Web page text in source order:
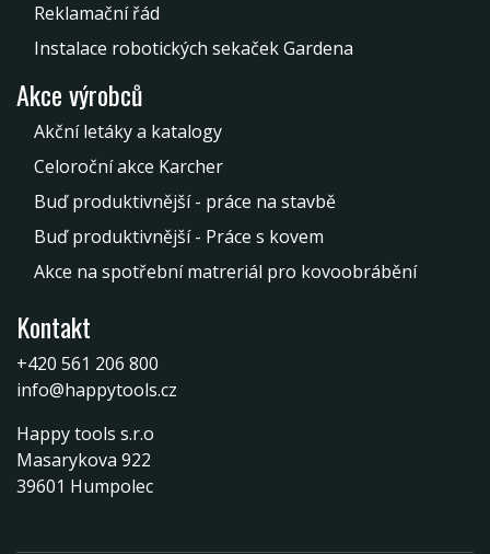
Reklamační řád
Instalace robotických sekaček Gardena
Akce výrobců
Akční letáky a katalogy
Celoroční akce Karcher
Buď produktivnější - práce na stavbě
Buď produktivnější - Práce s kovem
Akce na spotřební matreriál pro kovoobrábění
Kontakt
+420 561 206 800
info@happytools.cz
Happy tools s.r.o
Masarykova 922
39601 Humpolec